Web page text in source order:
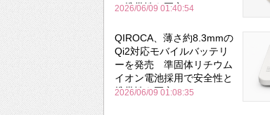
と携帯性を両立
2026/06/09 01:40:54
QIROCA、薄さ約8.3mmの
Qi2対応モバイルバッテリ
ーを発売 準固体リチウム
イオン電池採用で安全性と
携帯性を両立
2026/06/09 01:08:35